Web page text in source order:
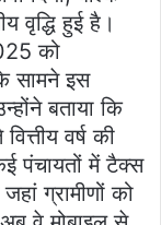
वृद्धि हुई है।
को
सामने इस
बताया कि
वर्ष की
पंचायतों में टैक्स
ग्रामीणों को